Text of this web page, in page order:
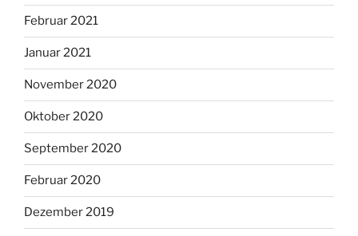
Februar 2021
Januar 2021
November 2020
Oktober 2020
September 2020
Februar 2020
Dezember 2019